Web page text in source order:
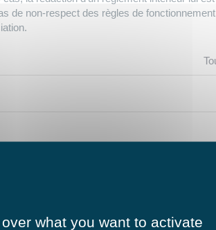
de non-respect des règles de
what you want to activate